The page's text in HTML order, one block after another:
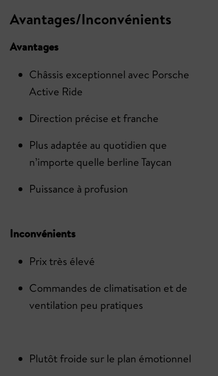
Avantages/Inconvénients
Avantages
Châssis exceptionnel avec Porsche
Active Ride
Direction précise et franche
Plus adaptée au quotidien que
n’importe quelle berline Taycan
Puissance à profusion
Inconvénients
Prix très élevé
Commandes de climatisation et de
ventilation peu pratiques
Plutôt froide sur le plan émotionnel